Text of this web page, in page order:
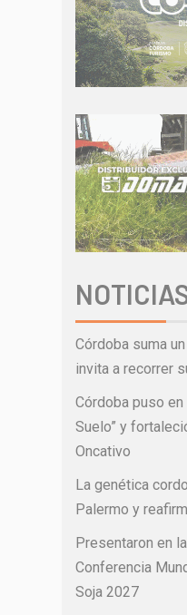
Córdoba suma
invita a recorrer
Córdoba puso en
Suelo” y
Oncativo
La genética
Palermo y
Presentaron en
Conferencia
Soja 2027